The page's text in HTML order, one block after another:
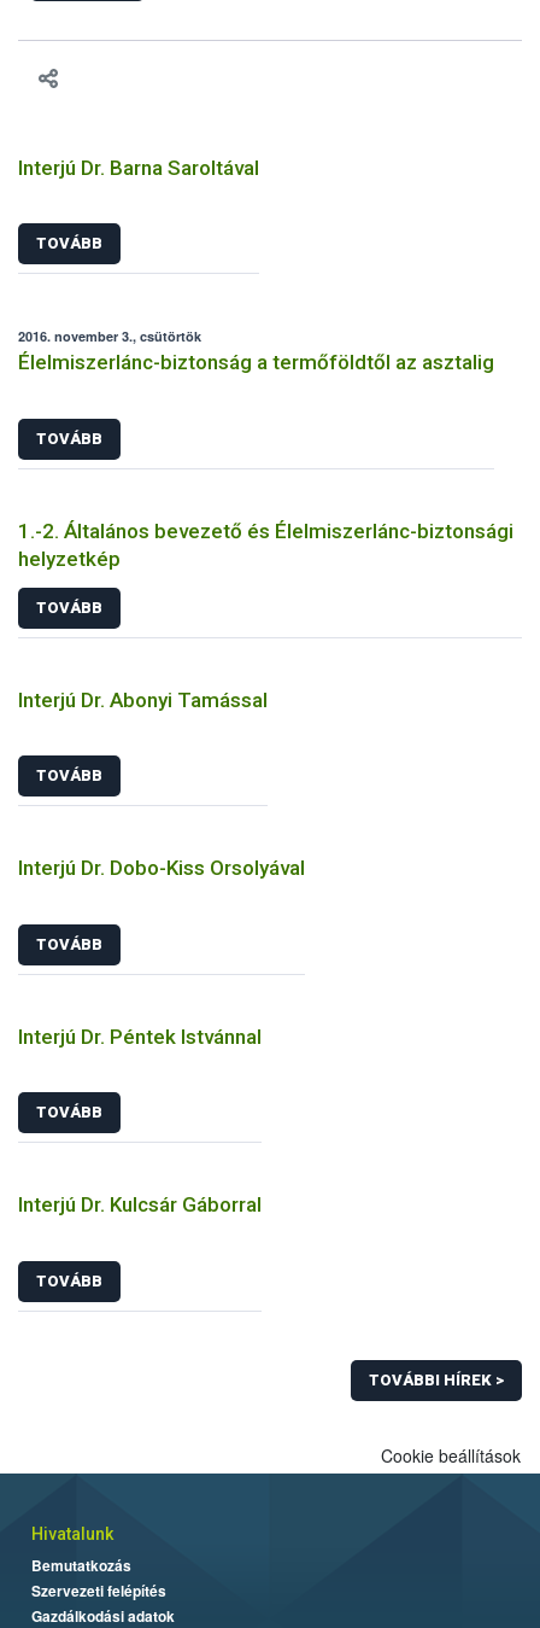
vonni az ebek viselkedésének megítélésében jártas szakértőt.
Interjú Dr. Barna Saroltával
TOVÁBB
2016. november 3., csütörtök
Élelmiszerlánc-biztonság a termőföldtől az asztalig
TOVÁBB
1.-2. Általános bevezető és Élelmiszerlánc-biztonsági
helyzetkép
TOVÁBB
Interjú Dr. Abonyi Tamással
TOVÁBB
Interjú Dr. Dobo-Kiss Orsolyával
TOVÁBB
Interjú Dr. Péntek Istvánnal
TOVÁBB
Interjú Dr. Kulcsár Gáborral
TOVÁBB
TOVÁBBI HÍREK >
Cookie beállítások
Hivatalunk
Bemutatkozás
Szervezeti felépítés
Gazdálkodási adatok